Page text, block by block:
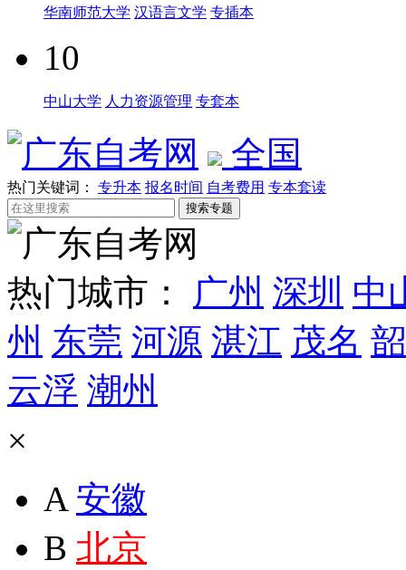
华南师范大学 汉语言文学 专插本
10
中山大学 人力资源管理 专套本
全国
热门关键词： 专升本 报名时间 自考费用 专本套读
热门城市： 广州 深圳 中
州 东莞 河源 湛江 茂名
云浮 潮州
×
A 安徽
B 北京